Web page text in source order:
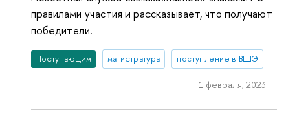
правилами участия и рассказывает, что получают
победители.
Поступающим магистратура поступление в ВШЭ
1 февраля, 2023 г.